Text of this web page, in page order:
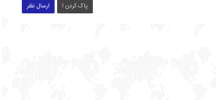
ارسال نظر پاک کردن !